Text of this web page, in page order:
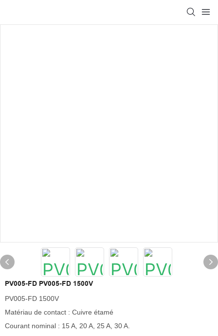
PV005-FD PV005-FD 1500V
PV005-FD 1500V
Matériau de contact : Cuivre étamé
Courant nominal : 15 A, 20 A, 25 A, 30 A.